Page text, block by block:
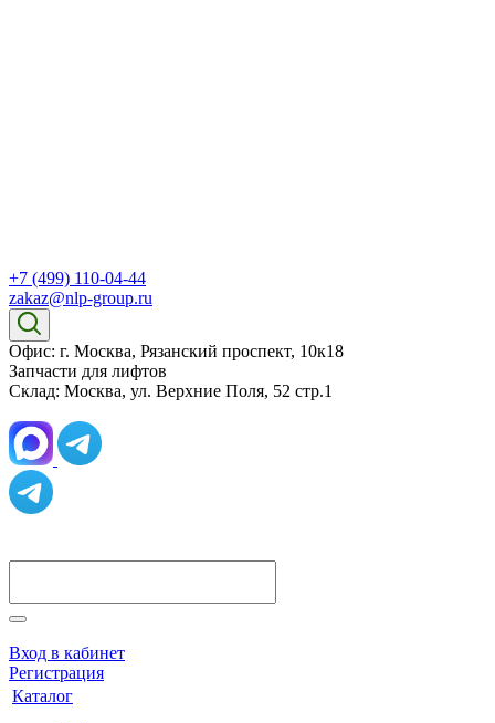
+7 (499) 110-04-44
zakaz@nlp-group.ru
Офис: г. Москва, Рязанский проспект, 10к18
Запчасти для лифтов
Склад: Москва, ул. Верхние Поля, 52 стр.1
Вход в кабинет
Регистрация
Каталог